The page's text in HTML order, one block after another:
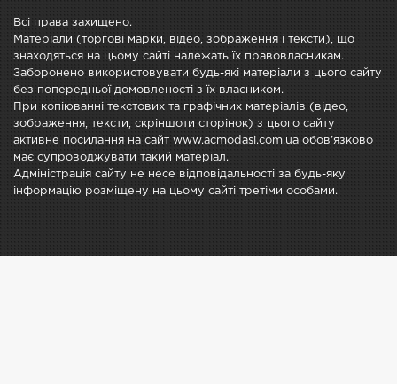
Всі права захищено.
Матеріали (торгові марки, відео, зображення і тексти), що
знаходяться на цьому сайті належать їх правовласникам.
Заборонено використовувати будь-які матеріали з цього сайту
без попередньої домовленості з їх власником.
При копіюванні текстових та графічних матеріалів (відео,
зображення, тексти, скріншоти сторінок) з цього сайту
активне посилання на сайт www.acmodasi.com.ua обов'язково
має супроводжувати такий матеріал.
Адміністрація сайту не несе відповідальності за будь-яку
інформацію розміщену на цьому сайті третіми особами.